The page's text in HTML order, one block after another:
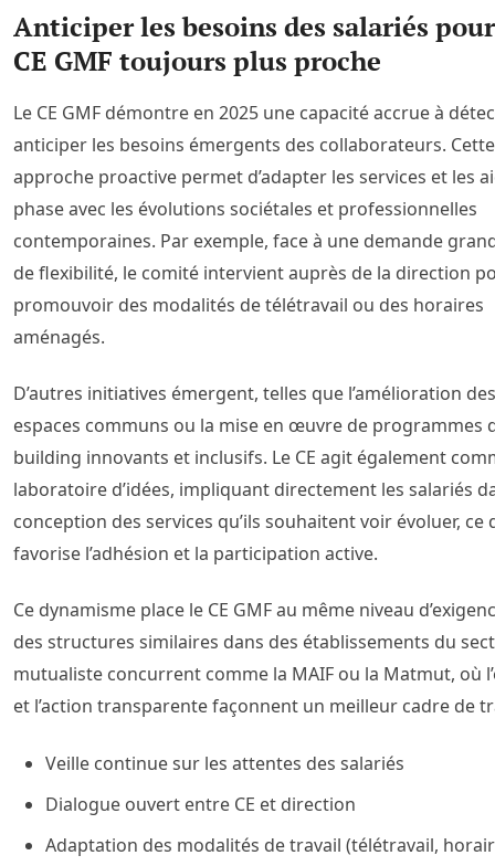
Anticiper les besoins des salariés
CE GMF toujours plus proche
Le CE GMF démontre en 2025 une capacité accrue à
anticiper les besoins émergents des collaborateurs. Cette
approche proactive permet d’adapter les services et les
phase avec les évolutions sociétales et professionnelles
contemporaines. Par exemple, face à une demande
de flexibilité, le comité intervient auprès de la direction
promouvoir des modalités de télétravail ou des horaires
aménagés.
D’autres initiatives émergent, telles que l’amélioration des
espaces communs ou la mise en œuvre de programmes
building innovants et inclusifs. Le CE agit également
laboratoire d’idées, impliquant directement les salariés
conception des services qu’ils souhaitent voir évoluer, ce
favorise l’adhésion et la participation active.
Ce dynamisme place le CE GMF au même niveau
des structures similaires dans des établissements du
mutualiste concurrent comme la MAIF ou la Matmut, où
et l’action transparente façonnent un meilleur cadre de
Veille continue sur les attentes des salariés
Dialogue ouvert entre CE et direction
Adaptation des modalités de travail (télétravail,